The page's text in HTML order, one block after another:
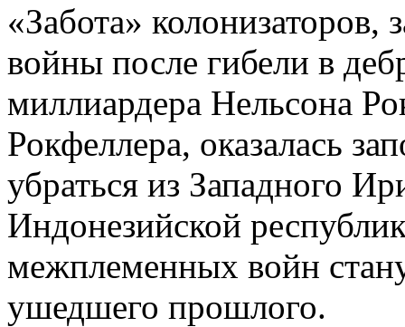
«Забота»
войны после гибели в
миллиардера Нельсона
Рокфеллера, оказалась
убраться из Западного
Индонезийской
межплеменных войн
ушедшего прошлого.